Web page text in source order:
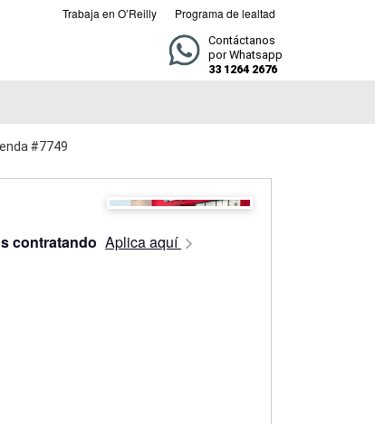
Trabaja en O’Reilly Programa de lealtad
Contáctanos
por Whatsapp
33 1264 2676
#7749
contratando Aplica aquí